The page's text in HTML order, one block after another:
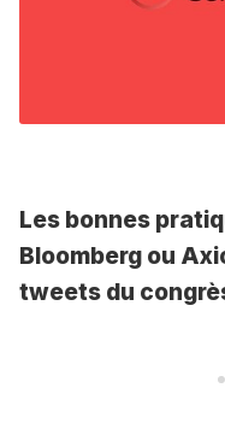
Les bonnes
Bloomberg ou
tweets du